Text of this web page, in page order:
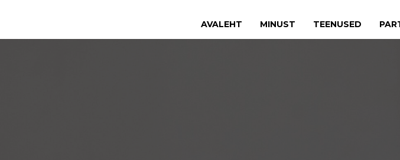
AVALEHT MINUST TEENUSED